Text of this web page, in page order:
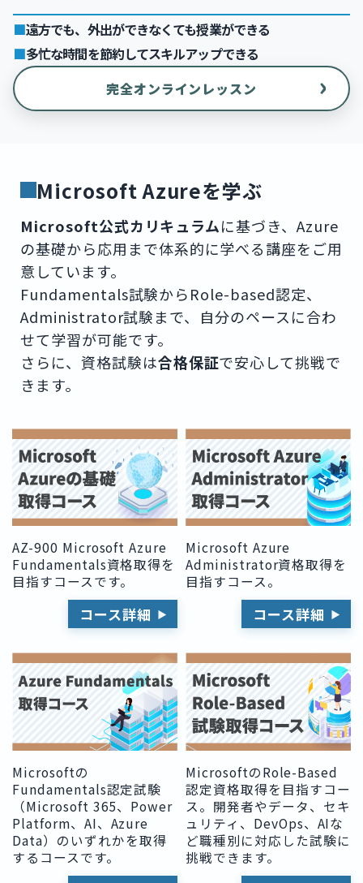
遠方でも、外出ができなくても授業ができる
多忙な時間を節約してスキルアップできる
完全オンラインレッスン
›
Microsoft Azureを学ぶ
Microsoft公式カリキュラムに基づき、Azure
の基礎から応用まで体系的に学べる講座をご用
意しています。
Fundamentals試験からRole-based認定、
Administrator試験まで、自分のペースに合わ
せて学習が可能です。
さらに、資格試験は合格保証で安心して挑戦で
きます。
AZ-900 Microsoft Azure
Fundamentals資格取得を
目指すコースです。
コース詳細
Microsoft Azure
Administrator資格取得を
目指すコース。
コース詳細
Microsoftの
Fundamentals認定試験
（Microsoft 365、Power
Platform、AI、Azure
Data）のいずれかを取得
するコースです。
MicrosoftのRole-Based
認定資格取得を目指すコー
ス。開発者やデータ、セキ
ュリティ、DevOps、AIな
ど職種別に対応した試験に
挑戦できます。